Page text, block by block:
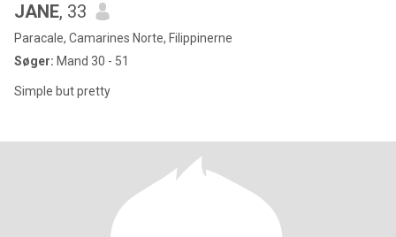
JANE, 33
Paracale, Camarines Norte, Filippinerne
Søger: Mand 30 - 51
Simple but pretty